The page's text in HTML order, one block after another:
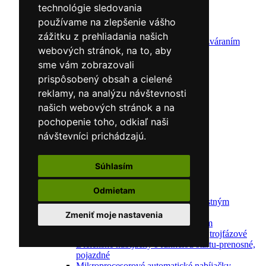
technológie sledovania
používame na zlepšenie vášho
zážitku z prehliadania našich
webových stránok, na to, aby
sme vám zobrazovali
prispôsobený obsah a cielené
reklamy, na analýzu návštevnosti
našich webových stránok a na
pochopenie toho, odkiaľ naši
návštevníci prichádzajú.
Súhlasím
Odmietam
Zmeniť moje nastavenia
Zváracie drôty
CNC rezacie stroje
Elektródy
Ochrana pred zváraním
Predohrev / Žíhanie
Polohovacie systémy
Indukčný ohrev
Auto náradie a vybavenie servisov
Lakernícke stojany
Nabíjačky a testery
Navijaky
Navijaky ručné
Navijaky elektrické
Náradie pre uloženie brzdového systému
Nástroje pre autookná
Nabíjačky/Štartéry
Automatické nabíjačky
Automatické nabíjačky s bezpečnostným
automatickým štartom
Nabíjačky/Štartéry s bezpečnostným
automatickým štartom-jednofázové,trojfázové
Dielenské nabíjačky s funkciou štartu-prenosné,
pojazdné